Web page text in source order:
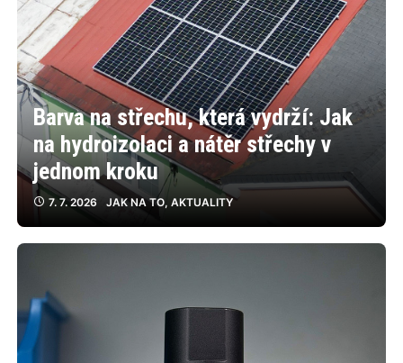
Barva na střechu, která vydrží: Jak
na hydroizolaci a nátěr střechy v
jednom kroku
7. 7. 2026 JAK NA TO, AKTUALITY